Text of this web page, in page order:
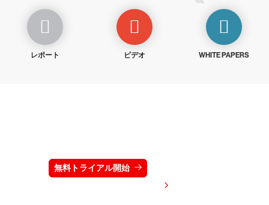
レポート ビデオ WHITE PAPERS
無料トライアル開始